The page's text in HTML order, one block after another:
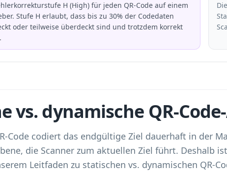
H (High) für jeden QR-Code auf einem
Stufe H erlaubt, dass bis zu 30% der Codedaten
oder teilweise überdeckt sind und trotzdem korrekt
vs. dynamische QR-
Code codiert das endgültige Ziel dauerhaft in der
die Scanner zum aktuellen Ziel führt. Deshalb
Leitfaden zu statischen vs. dynamischen QR-